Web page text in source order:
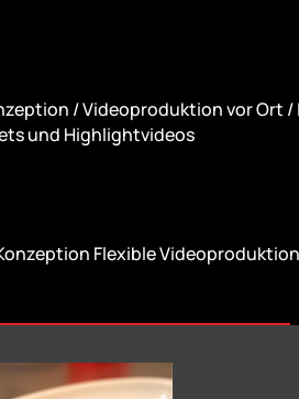
/ Videoproduktion vor Ort
und Highlightvideos
Flexible